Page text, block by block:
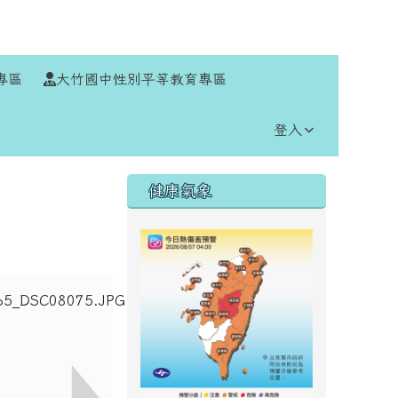
區 大竹國中性別平等教育專區
登入
右邊區域內容
健康氣象